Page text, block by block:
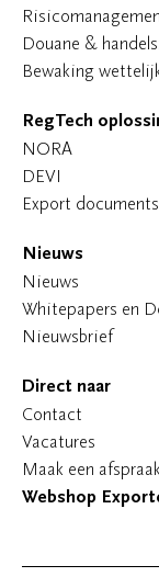
Douane &
Bewaking
RegTech
NORA
DEVI
Export
Nieuws
Nieuws
Whitepapers en
Nieuwsbrief
Direct naar
Contact
Vacatures
Maak een afspraak
Webshop